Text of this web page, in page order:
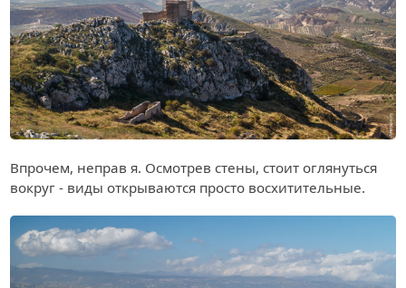
Впрочем, неправ я. Осмотрев стены, стоит оглянуться
вокруг - виды открываются просто восхитительные.